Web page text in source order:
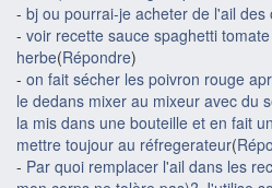
- bj ou pourrai-je acheter de l'ail des
- voir recette sauce spaghetti
herbe(Répondre)
- on fait sécher les poivron rouge
le dedans mixer au mixeur avec du
la mis dans une bouteille et en fait
mettre toujour au réfregerateur(
- Par quoi remplacer l'ail dans les